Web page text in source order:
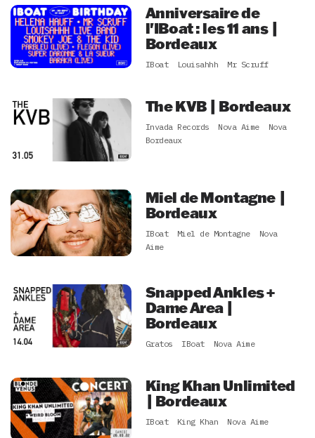
Anniversaire de
l'IBoat : les 11 ans |
Bordeaux
IBoat Louisahhh Mr Scruff
The KVB | Bordeaux
Invada Records Nova Aime
Nova
Bordeaux
Miel de Montagne |
Bordeaux
IBoat Miel de Montagne
Nova
Aime
Snapped Ankles +
Dame Area |
Bordeaux
Gratos IBoat Nova Aime
King Khan Unlimited
| Bordeaux
IBoat King Khan Nova Aime